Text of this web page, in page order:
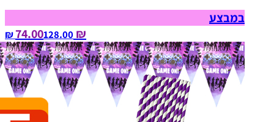
במבצע
₪ 74.00
128.00‏ ₪